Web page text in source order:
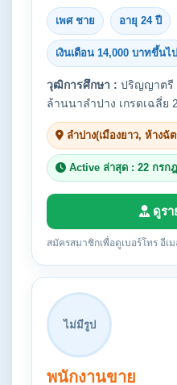
เพศ ชาย อายุ 24 ปี
เงินเดือน 14,000 บาทขึ้นไป
วุฒิการศึกษา : ปริญญาตรี
ล้านนาลำปาง เกรดเฉลี่ย
ลำปาง(เมืองยาว, ห้างฉั
Active ล่าสุด : 22 กรก
ดูรา
สมัครสมาชิกเพื่อดูเบอร์โทร อีเ
ไม่มีรูป
พนักงานขาย